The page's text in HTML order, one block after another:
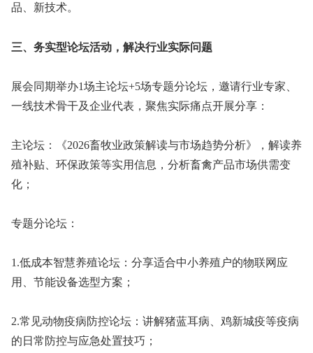
品、新技术。
三、务实型论坛活动，解决行业实际问题
展会同期举办1场主论坛+5场专题分论坛，邀请行业专家、
一线技术骨干及企业代表，聚焦实际痛点开展分享：
主论坛：《2026畜牧业政策解读与市场趋势分析》，解读养
殖补贴、环保政策等实用信息，分析畜禽产品市场供需变
化；
专题分论坛：
1.低成本智慧养殖论坛：分享适合中小养殖户的物联网应
用、节能设备选型方案；
2.常见动物疫病防控论坛：讲解猪蓝耳病、鸡新城疫等疫病
的日常防控与应急处置技巧；